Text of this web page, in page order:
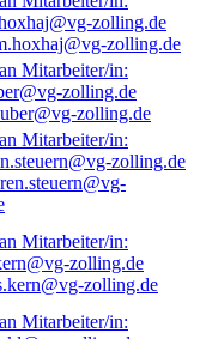
zolling.de
zolling.de
zolling.de